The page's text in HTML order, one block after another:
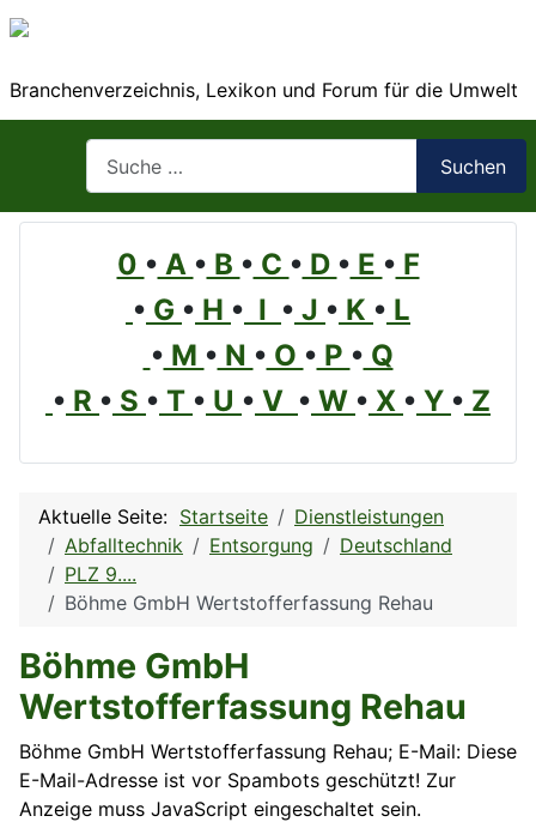
Branchenverzeichnis, Lexikon und Forum für die Umwelt
Suchen
0 • A • B • C • D • E • F
• G • H • I • J • K • L
• M • N • O • P • Q
• R • S • T • U • V • W • X • Y • Z
Aktuelle Seite: Startseite
Dienstleistungen
Abfalltechnik
Entsorgung
Deutschland
PLZ 9....
Böhme GmbH Wertstofferfassung Rehau
Böhme GmbH
Wertstofferfassung Rehau
Böhme GmbH Wertstofferfassung Rehau; E-Mail: Diese
E-Mail-Adresse ist vor Spambots geschützt! Zur
Anzeige muss JavaScript eingeschaltet sein.